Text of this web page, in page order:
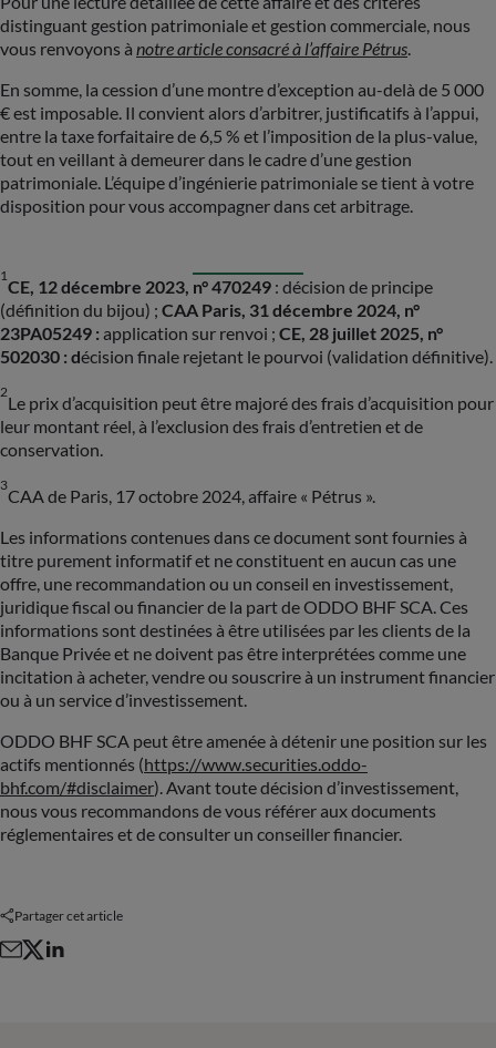
PAYS
distinguant gestion patrimoniale et gestion commerciale, nous
vous renvoyons à notre article consacré à l’affaire Pétrus.
En somme, la cession d’une montre d’exception au-delà de 5 000
€ est imposable. Il convient alors d’arbitrer, justificatifs à l’appui,
entre la taxe forfaitaire de 6,5 % et l’imposition de la plus-value,
tout en veillant à demeurer dans le cadre d’une gestion
patrimoniale. L’équipe d’ingénierie patrimoniale se tient à votre
disposition pour vous accompagner dans cet arbitrage.
1
CE, 12 décembre 2023, n° 470249 : décision de principe
(définition du bijou) ; CAA Paris, 31 décembre 2024, n°
23PA05249 : application sur renvoi ; CE, 28 juillet 2025, n°
502030 : décision finale rejetant le pourvoi (validation définitive).
2
Le prix d’acquisition peut être majoré des frais d’acquisition pour
leur montant réel, à l’exclusion des frais d’entretien et de
conservation.
3
CAA de Paris, 17 octobre 2024, affaire « Pétrus ».
Les informations contenues dans ce document sont fournies à
titre purement informatif et ne constituent en aucun cas une
offre, une recommandation ou un conseil en investissement,
juridique fiscal ou financier de la part de ODDO BHF SCA. Ces
informations sont destinées à être utilisées par les clients de la
Banque Privée et ne doivent pas être interprétées comme une
incitation à acheter, vendre ou souscrire à un instrument financier
ou à un service d’investissement.
ODDO BHF SCA peut être amenée à détenir une position sur les
actifs mentionnés (https://www.securities.oddo-
bhf.com/#disclaimer). Avant toute décision d’investissement,
nous vous recommandons de vous référer aux documents
réglementaires et de consulter un conseiller financier.
Partager cet article